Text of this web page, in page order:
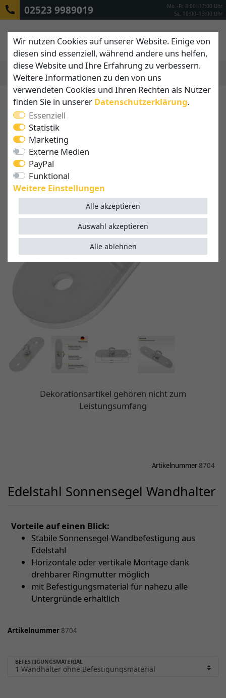
02523 9989019
Mo.–Fr. 8:00 -17:00 Uhr
Sa. 10:00–13:00 Uhr
Dekorationsartikel gehören nicht zum
Leistungsumfang
Artikelnummer8704
Edelstahl Sonnensegel Wandhalter
Vorteile auf einen Blick:
Stabile Sonnensegel-Wandbefestigung aus
Edelstahl
Horizontale oder vertikale Montage dank
drehbarer Ringmutter möglich
mit Befestigungsmaterial für nahezu alle
Untergründe erhältlich
Artikelnummer8704
BEFESTIGUNGSMATERIAL
Wir nutzen Cookies auf unserer Website. Einige von
diesen sind essenziell, während andere uns helfen,
diese Website und Ihre Erfahrung zu verbessern.
Weitere Informationen zu den von uns
verwendeten Cookies und Ihren Rechten als Nutzer
finden Sie in unserer Daten­schutz­erklärung.
Essenziell
Statistik
Marketing
Externe Medien
PayPal
Funktional
Weitere Einstellungen
Alle akzeptieren
Alle ablehnen
Auswahl akzeptieren